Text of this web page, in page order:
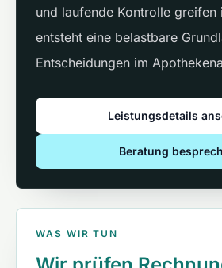
und laufende Kontrolle greifen
entsteht eine belastbare
Entscheidungen im
Leistungsdetails
Beratung
WAS WIR TUN